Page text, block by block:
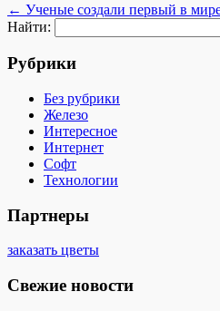
← Ученые создали первый в
Найти:
Рубрики
Без рубрики
Железо
Интересное
Интернет
Софт
Технологии
Партнеры
заказать цветы
Свежие новости